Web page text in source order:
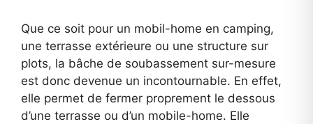
Que ce soit pour un mobil-home en camping,
une terrasse extérieure ou une structure sur
plots, la bâche de soubassement sur-mesure
est donc devenue un incontournable. En effet,
elle permet de fermer proprement le dessous
d’une terrasse ou d’un mobile-home. Elle